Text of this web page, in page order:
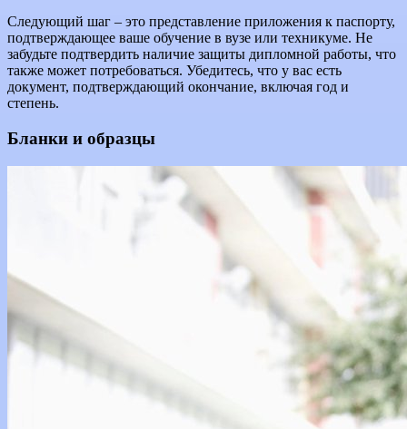
Следующий шаг – это представление приложения к паспорту,
подтверждающее ваше обучение в вузе или техникуме. Не
забудьте подтвердить наличие защиты дипломной работы, что
также может потребоваться. Убедитесь, что у вас есть
документ, подтверждающий окончание, включая год и
степень.
Бланки и образцы